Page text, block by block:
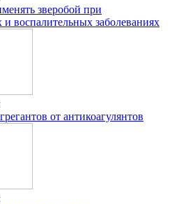
зверобой при
воспалительных заболеваниях
от антикоагулянтов